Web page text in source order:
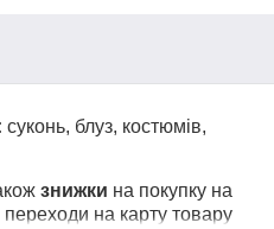
суконь, блуз, костюмів,
знижки на покупку на
на карту товару